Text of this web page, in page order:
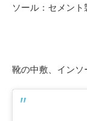
ソール：セメン
靴の中敷、イン